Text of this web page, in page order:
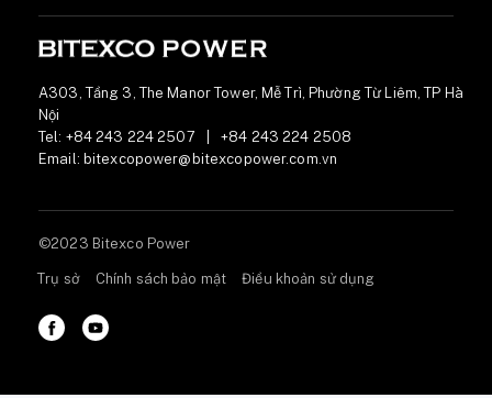
A303, Tầng 3, The Manor Tower, Mễ Trì, Phường Từ Liêm, TP Hà
Nội
Tel: +84 243 224 2507
+84 243 224 2508
Email: bitexcopower@bitexcopower.com.vn
©2023 Bitexco Power
Trụ sở Chính sách bảo mật Điều khoản sử dụng